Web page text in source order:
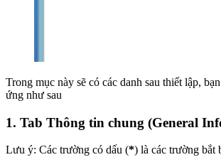
Trong mục này sẽ có các danh sau thiết lập,
ứng như sau
1. Tab Thông tin chung (General
Lưu ý: Các trường có dấu (*) là các trường bắt